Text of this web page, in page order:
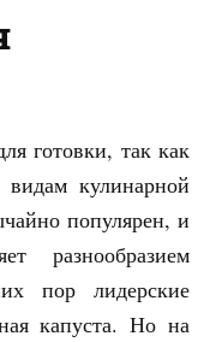
готовки, так как
видам кулинарной
популярен, и
разнообразием
пор лидерские
капуста. Но на